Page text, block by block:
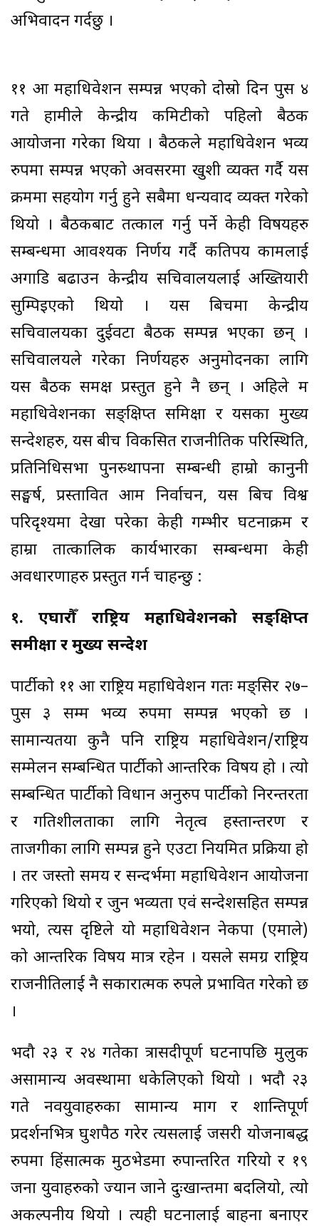
अभिवादन गर्दछु ।
११ औँ महाधिवेशन सम्पन्न भएको दोस्रो दिन पुस ४
गते हामीले केन्द्रीय कमिटीको पहिलो बैठक
आयोजना गरेका थियौँ । बैठकले महाधिवेशन भव्य
रुपमा सम्पन्न भएको अवसरमा खुशी व्यक्त गर्दै यस
क्रममा सहयोग गर्नु हुने सबैमा धन्यवाद व्यक्त गरेको
थियो । बैठकबाट तत्काल गर्नु पर्ने केही विषयहरु
सम्बन्धमा आवश्यक निर्णय गर्दै कतिपय कामलाई
अगाडि बढाउन केन्द्रीय सचिवालयलाई अख्तियारी
सुम्पिइएको थियो । यस बिचमा केन्द्रीय
सचिवालयका दुईवटा बैठक सम्पन्न भएका छन् ।
सचिवालयले गरेका निर्णयहरु अनुमोदनका लागि
यस बैठक समक्ष प्रस्तुत हुने नै छन् । अहिले म
महाधिवेशनका सङ्क्षिप्त समिक्षा र यसका मुख्य
सन्देशहरु, यस बीच विकसित राजनीतिक परिस्थिति,
प्रतिनिधिसभा पुनस्र्थापना सम्बन्धी हाम्रो कानुनी
सङ्घर्ष, प्रस्तावित आम निर्वाचन, यस बिच विश्व
परिदृश्यमा देखा परेका केही गम्भीर घटनाक्रम र
हाम्रा तात्कालिक कार्यभारका सम्बन्धमा केही
अवधारणाहरु प्रस्तुत गर्न चाहन्छु :
१. एघारौँ राष्ट्रिय महाधिवेशनको सङ्क्षिप्त
समीक्षा र मुख्य सन्देश
पार्टीको ११ औँ राष्ट्रिय महाधिवेशन गतः मङ्सिर २७–
पुस ३ सम्म भव्य रुपमा सम्पन्न भएको छ ।
सामान्यतया कुनै पनि राष्ट्रिय महाधिवेशन/राष्ट्रिय
सम्मेलन सम्बन्धित पार्टीको आन्तरिक विषय हो । त्यो
सम्बन्धित पार्टीको विधान अनुरुप पार्टीको निरन्तरता
र गतिशीलताका लागि नेतृत्व हस्तान्तरण र
ताजगीका लागि सम्पन्न हुने एउटा नियमित प्रक्रिया हो
। तर जस्तो समय र सन्दर्भमा महाधिवेशन आयोजना
गरिएको थियो र जुन भव्यता एवं सन्देशसहित सम्पन्न
भयो, त्यस दृष्टिले यो महाधिवेशन नेकपा (एमाले)
को आन्तरिक विषय मात्र रहेन । यसले समग्र राष्ट्रिय
राजनीतिलाई नै सकारात्मक रुपले प्रभावित गरेको छ
।
भदौ २३ र २४ गतेका त्रासदीपूर्ण घटनापछि मुलुक
असामान्य अवस्थामा धकेलिएको थियो । भदौ २३
गते नवयुवाहरुका सामान्य माग र शान्तिपूर्ण
प्रदर्शनभित्र घुशपैठ गरेर त्यसलाई जसरी योजनाबद्ध
रुपमा हिंसात्मक मुठभेडमा रुपान्तरित गरियो र १९
जना युवाहरुको ज्यान जाने दुःखान्तमा बदलियो, त्यो
अकल्पनीय थियो । त्यही घटनालाई बाहना बनाएर